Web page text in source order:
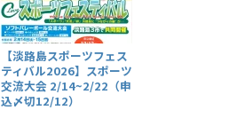
【淡路島スポーツフェス
ティバル2026】スポーツ
交流大会 2/14~2/22（申
込〆切12/12）